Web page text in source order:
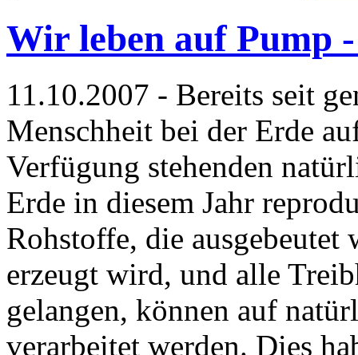
Wir leben auf Pump
11.10.2007 - Bereits seit
Menschheit bei der Erde
Verfügung stehenden
Erde in diesem Jahr
Rohstoffe, die
erzeugt wird, und alle
gelangen, können auf
verarbeitet werden. Dies